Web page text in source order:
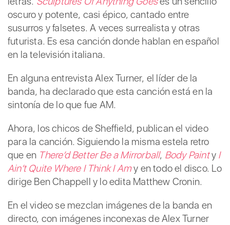
oscuro y potente, casi épico, cantado entre
susurros y falsetes. A veces surrealista y otras
futurista. Es esa canción donde hablan en español
en la televisión italiana.
En alguna entrevista Alex Turner, el líder de la
banda, ha declarado que esta canción está en la
sintonía de lo que fue AM.
Ahora, los chicos de Sheffield, publican el video
para la canción. Siguiendo la misma estela retro
que en There’d Better Be a Mirrorball, Body Painty I
Ain’t Quite Where I Think I Amy en todo el disco. Lo
dirige Ben Chappell y lo edita Matthew Cronin.
En el video se mezclan imágenes de la banda en
directo, con imágenes inconexas de Alex Turner